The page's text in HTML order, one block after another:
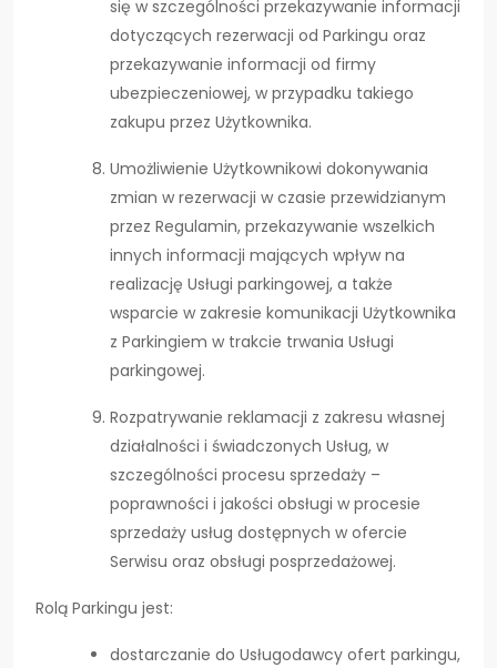
się w szczególności przekazywanie informacji
dotyczących rezerwacji od Parkingu oraz
przekazywanie informacji od firmy
ubezpieczeniowej, w przypadku takiego
zakupu przez Użytkownika.
Umożliwienie Użytkownikowi dokonywania
zmian w rezerwacji w czasie przewidzianym
przez Regulamin, przekazywanie wszelkich
innych informacji mających wpływ na
realizację Usługi parkingowej, a także
wsparcie w zakresie komunikacji Użytkownika
z Parkingiem w trakcie trwania Usługi
parkingowej.
Rozpatrywanie reklamacji z zakresu własnej
działalności i świadczonych Usług, w
szczególności procesu sprzedaży –
poprawności i jakości obsługi w procesie
sprzedaży usług dostępnych w ofercie
Serwisu oraz obsługi posprzedażowej.
Rolą Parkingu jest:
dostarczanie do Usługodawcy ofert parkingu,